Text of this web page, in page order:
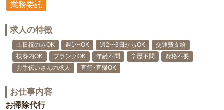
業務委託
求人の特徴
土日祝のみOK 週1〜OK 週2〜3日からOK
交通費支給
扶養内OK
ブランクOK 年齢不問 学歴不問
資格不要
お手伝いさんの求人
直行･直帰OK
お仕事内容
お掃除代行